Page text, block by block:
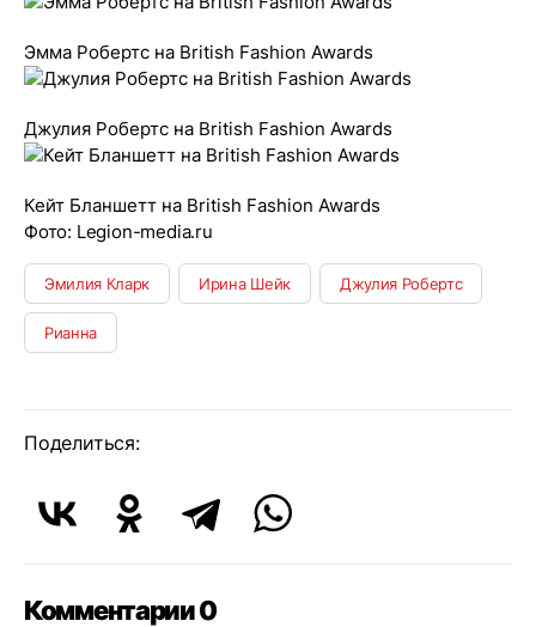
Эмма Робертс на British Fashion Awards
Джулия Робертс на British Fashion Awards
Кейт Бланшетт на British Fashion Awards
Фото: Legion-media.ru
Эмилия Кларк Ирина Шейк Джулия Робертс
Рианна
Поделиться:
Комментарии 0